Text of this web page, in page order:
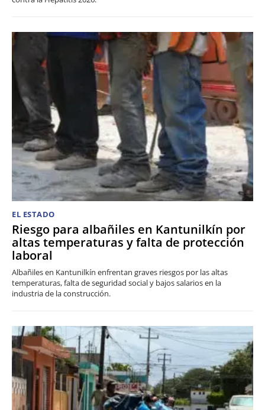
EL ESTADO
Riesgo para albañiles en Kantunilkín por
altas temperaturas y falta de protección
laboral
Albañiles en Kantunilkín enfrentan graves riesgos por las altas
temperaturas, falta de seguridad social y bajos salarios en la
industria de la construcción.